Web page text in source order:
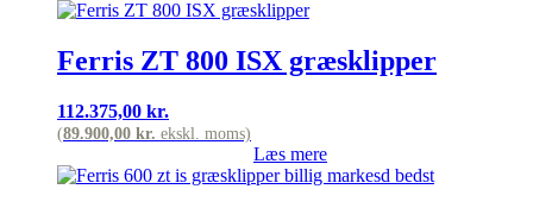
Ferris ZT 800 ISX græsklipper
112.375,00 kr.
(89.900,00 kr. ekskl. moms)
Læs mere